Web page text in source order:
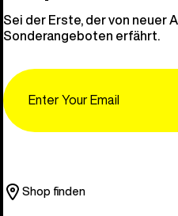
Sei der Erste, der von neuer
Sonderangeboten erfährt.
Shop finden